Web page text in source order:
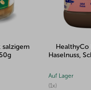
salzigem
Haselnuss,
(1x)
Auf Lager